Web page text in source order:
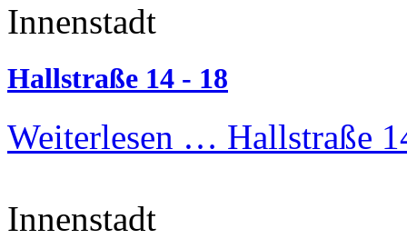
Innenstadt
Hallstraße 14 - 18
Weiterlesen … Hallstraße
Innenstadt